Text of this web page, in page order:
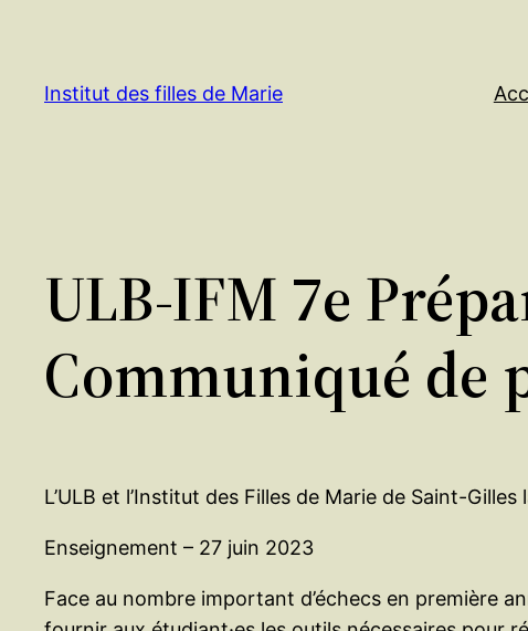
contenu
Institut des filles de Marie
ULB-IFM 7e
Communiqué de
L’ULB et l’Institut des Filles de Marie de Saint-
Enseignement – 27 juin 2023
Face au nombre important d’échecs en première